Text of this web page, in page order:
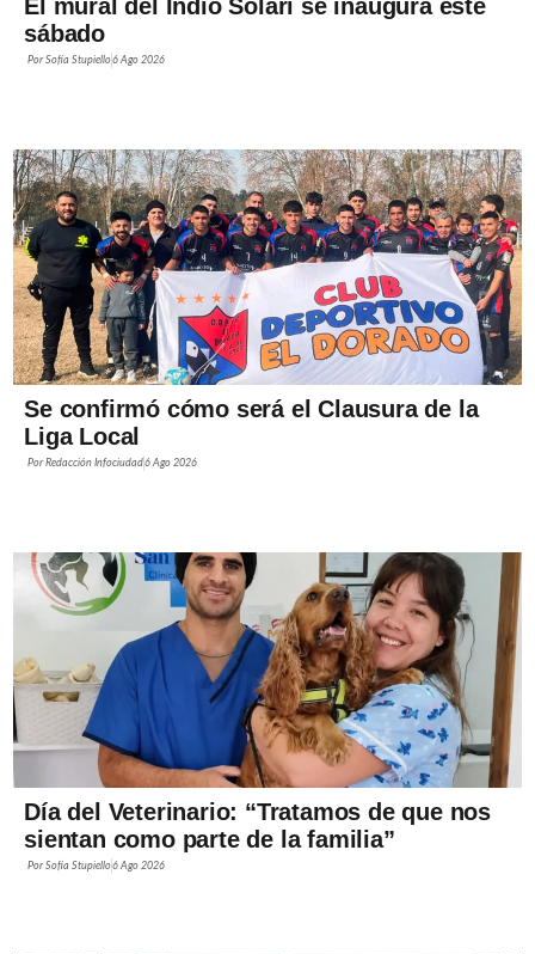
El mural del Indio Solari se inaugura este
sábado
PorSofía Stupiello6 Ago 2026
Se confirmó cómo será el Clausura de la
Liga Local
PorRedacción Infociudad6 Ago 2026
Día del Veterinario: “Tratamos de que nos
sientan como parte de la familia”
PorSofía Stupiello6 Ago 2026